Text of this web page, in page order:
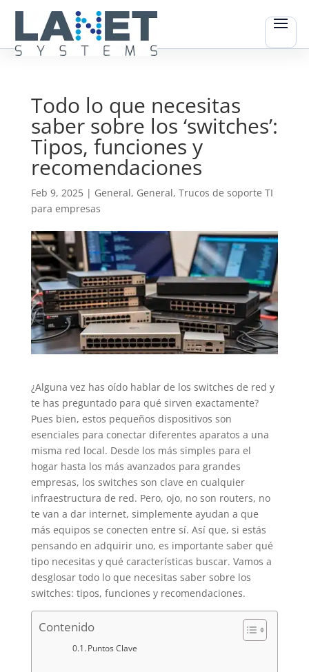
Todo lo que necesitas
saber sobre los ‘switches’:
Tipos, funciones y
recomendaciones
Feb 9, 2025| General, General, Trucos de soporte TI
para empresas
¿Alguna vez has oído hablar de los switches de red y
te has preguntado para qué sirven exactamente?
Pues bien, estos pequeños dispositivos son
esenciales para conectar diferentes aparatos a una
misma red local. Desde los más simples para el
hogar hasta los más avanzados para grandes
empresas, los switches son clave en cualquier
infraestructura de red. Pero, ojo, no son routers, no
te van a dar internet, simplemente ayudan a que
más equipos se conecten entre sí. Así que, si estás
pensando en adquirir uno, es importante saber qué
tipo necesitas y qué características buscar. Vamos a
desglosar todo lo que necesitas saber sobre los
switches: tipos, funciones y recomendaciones.
Contenido
Puntos Clave